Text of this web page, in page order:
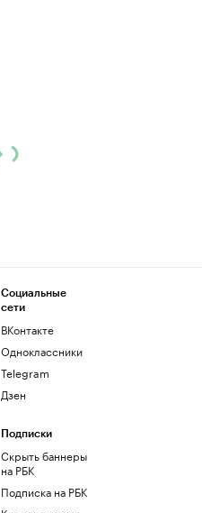
Социальные
сети
ВКонтакте
Одноклассники
Telegram
Дзен
Подписки
Скрыть баннеры
на РБК
Подписка на РБК